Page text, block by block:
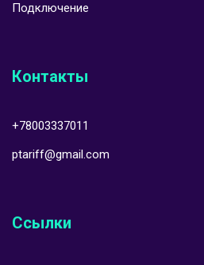
Подключение
Контакты
+78003337011
ptariff@gmail.com
Ссылки